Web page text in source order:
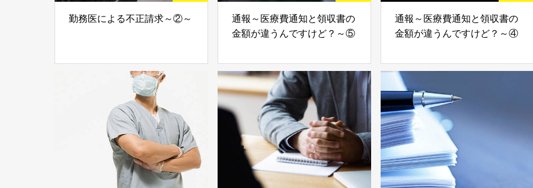
勤務医による不正請求～②～
通報～医療費通知と領収書の
金額が違うんですけど？～⑤
通報～医療費通知と領収書の
金額が違うんですけど？～④